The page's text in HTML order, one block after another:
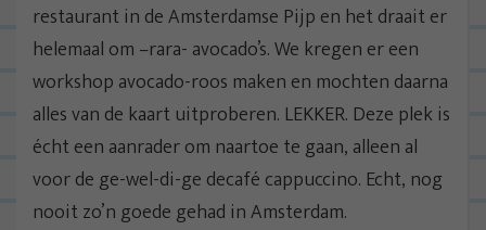
restaurant in de Amsterdamse Pijp en het draait er
helemaal om –rara- avocado’s. We kregen er een
workshop avocado-roos maken en mochten daarna
alles van de kaart uitproberen. LEKKER. Deze plek is
écht een aanrader om naartoe te gaan, alleen al
voor de ge-wel-di-ge decafé cappuccino. Echt, nog
nooit zo’n goede gehad in Amsterdam.